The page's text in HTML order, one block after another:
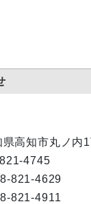
高知市丸ノ内
4745
821-4629
821-4911